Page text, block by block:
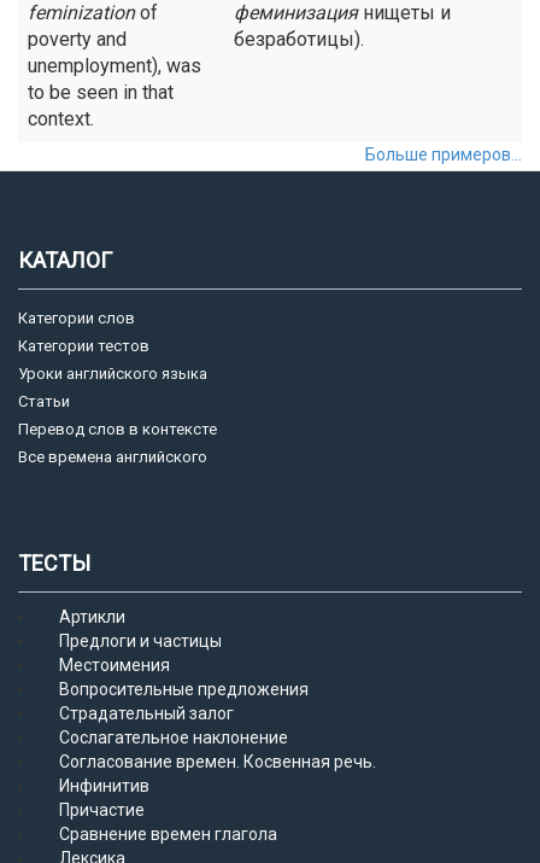
feminizationof
poverty and
unemployment), was
to be seen in that
context.
феминизациянищеты и
безработицы).
Больше примеров...
КАТАЛОГ
Категории слов
Категории тестов
Уроки английского языка
Статьи
Перевод слов в контексте
Все времена английского
ТЕСТЫ
Артикли
Предлоги и частицы
Местоимения
Вопросительные предложения
Страдательный залог
Сослагательное наклонение
Согласование времен. Косвенная речь.
Инфинитив
Причастие
Сравнение времен глагола
Лексика